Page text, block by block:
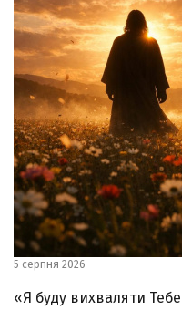
5 серпня 2026
«Я буду вихваляти